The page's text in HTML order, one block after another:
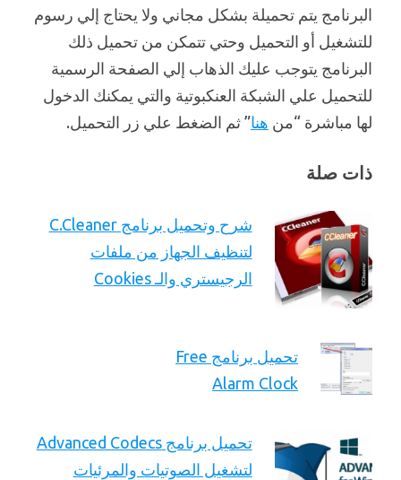
البرنامج يتم تحميلة بشكل مجاني ولا يحتاج إلي رسوم
للتشغيل أو التحميل وحتي تتمكن من تحميل ذلك
البرنامج يتوجب عليك الذهاب إلي الصفحة الرسمية
للتحميل علي الشبكة العنكبوتية والتي يمكنك الدخول
لها مباشرة “من هنا” ثم الضغط علي زر التحميل.
ذات صلة
شرح وتحميل برنامج C.Cleaner
لتنظيف الجهاز من ملفات
الرجيستري والـ Cookies
تحميل برنامج Free
Alarm Clock
تحميل برنامج Advanced Codecs
لتشغيل الصوتيات والمرئيات